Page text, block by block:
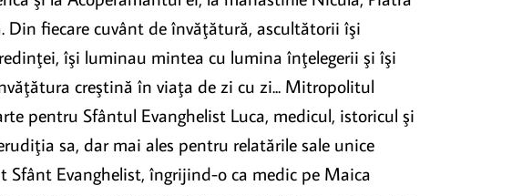
Din fiecare cuvânt de învăţătură, ascultătorii îşi
îşi luminau mintea cu lumina înţelegerii şi îşi
creştină în viaţa de zi cu zi... Mitropolitul
pentru Sfântul Evanghelist Luca, medicul, istoricul şi
sa, dar mai ales pentru relatările sale unice
Sfânt Evanghelist, îngrijind-o ca medic pe Maica